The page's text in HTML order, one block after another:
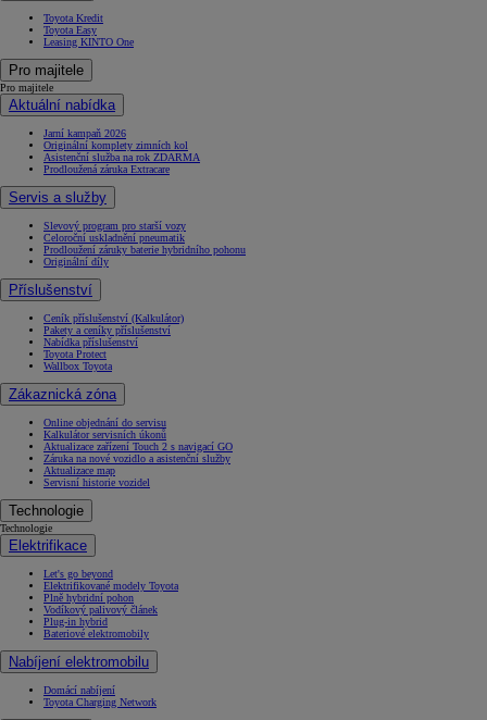
Toyota Kredit
Toyota Easy
Leasing KINTO One
Pro majitele
Pro majitele
Aktuální nabídka
Jarní kampaň 2026
Originální komplety zimních kol
Asistenční služba na rok ZDARMA
Prodloužená záruka Extracare
Servis a služby
Slevový program pro starší vozy
Celoroční uskladnění pneumatik
Prodloužení záruky baterie hybridního pohonu
Originální díly
Příslušenství
Ceník příslušenství (Kalkulátor)
Pakety a ceníky příslušenství
Nabídka příslušenství
Toyota Protect
Wallbox Toyota
Zákaznická zóna
Online objednání do servisu
Kalkulátor servisních úkonů
Aktualizace zařízení Touch 2 s navigací GO
Záruka na nové vozidlo a asistenční služby
Aktualizace map
Servisní historie vozidel
Technologie
Technologie
Elektrifikace
Let's go beyond
Elektrifikované modely Toyota
Plně hybridní pohon
Vodíkový palivový článek
Plug-in hybrid
Bateriové elektromobily
Nabíjení elektromobilu
Domácí nabíjení
Toyota Charging Network